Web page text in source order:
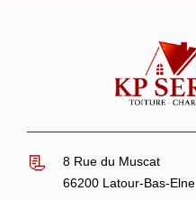
8 Rue du Muscat
66200 Latour-Bas-Elne